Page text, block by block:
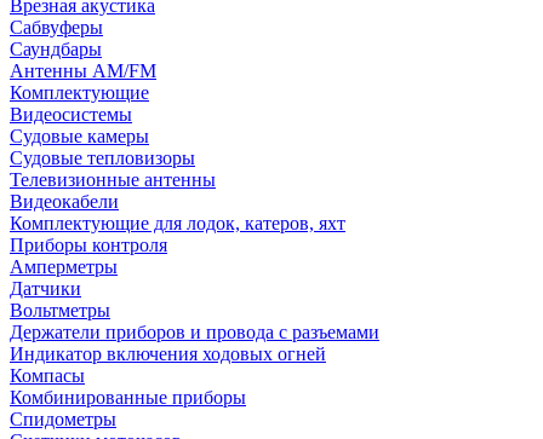
Врезная акустика
Сабвуферы
Саундбары
Антенны AM/FM
Комплектующие
Видеосистемы
Судовые камеры
Cудовые тепловизоры
Телевизионные антенны
Видеокабели
Комплектующие для лодок, катеров, яхт
Приборы контроля
Амперметры
Датчики
Вольтметры
Держатели приборов и провода с разъемами
Индикатор включения ходовых огней
Компасы
Комбинированные приборы
Спидометры